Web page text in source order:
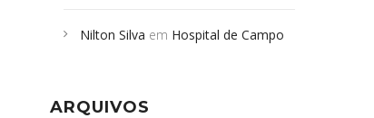
desabamento em São Paulo - Revista
sepultados em SP
Nilton Silva em Hospital de Campo
ARQUIVOS